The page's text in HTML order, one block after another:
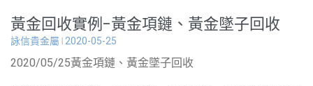
黃金回收實例-黃金項鏈、黃金墜子回收
詠信貴金屬 2020-05-25
2020/05/25黃金項鏈、黃金墜子回收